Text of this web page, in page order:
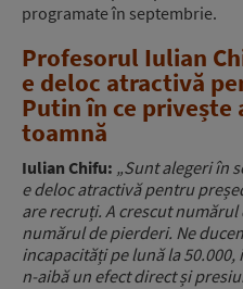
programate în septembrie.
Profesorul Iulian
e deloc atractivă
Putin în ce privește
toamnă
Iulian Chifu: „Sunt alegeri în
e deloc atractivă pentru
are recruți. A crescut numărul
numărul de pierderi. Ne
incapacități pe lună la
n-aibă un efect direct și